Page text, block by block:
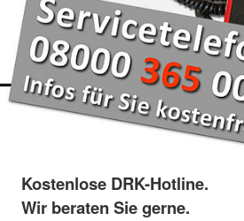
Kostenlose DRK-Hotline.
Wir beraten Sie gerne.